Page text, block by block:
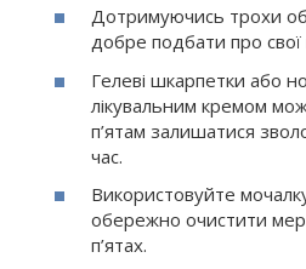
Дотримуючись трохи
добре подбати про свої
Гелеві шкарпетки або
лікувальним кремом
п’ятам залишатися
час.
Використовуйте
обережно очистити
п’ятах.